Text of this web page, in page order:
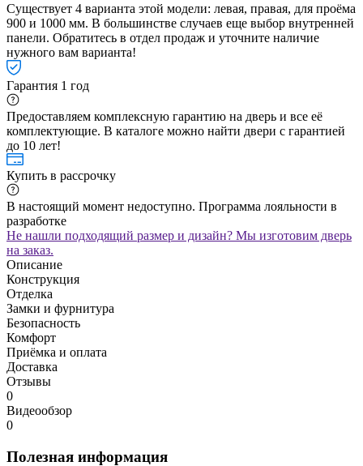
Существует 4 варианта этой модели: левая, правая, для проёма
900 и 1000 мм. В большинстве случаев еще выбор внутренней
панели. Обратитесь в отдел продаж и уточните наличие
нужного вам варианта!
Гарантия 1 год
Предоставляем комплексную гарантию на дверь и все её
комплектующие. В каталоге можно найти двери с гарантией
до 10 лет!
Купить в рассрочку
В настоящий момент недоступно. Программа лояльности в
разработке
Не нашли подходящий размер и дизайн? Мы изготовим дверь
на заказ.
Описание
Конструкция
Отделка
Замки и фурнитура
Безопасность
Комфорт
Приёмка и оплата
Доставка
Отзывы
0
Видеообзор
0
Полезная информация